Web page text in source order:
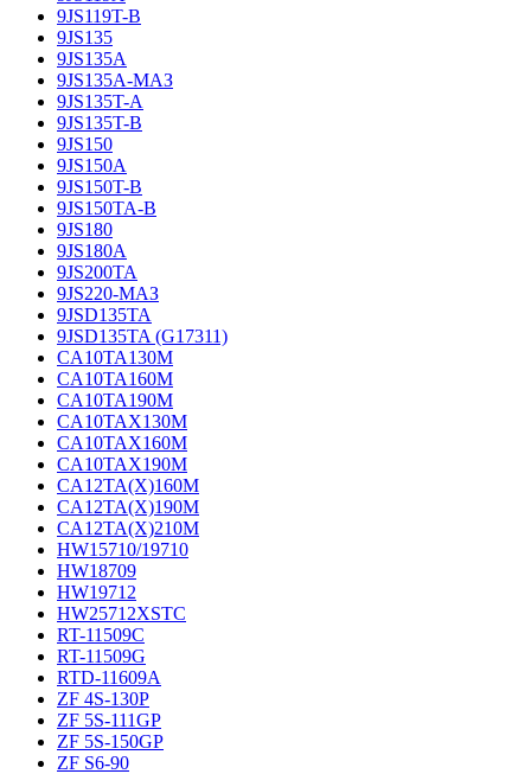
9JS119T-B
9JS135
9JS135A
9JS135A-МАЗ
9JS135T-A
9JS135T-B
9JS150
9JS150A
9JS150T-B
9JS150TA-B
9JS180
9JS180A
9JS200TA
9JS220-МАЗ
9JSD135TA
9JSD135TA (G17311)
CA10TA130M
CA10TA160M
CA10TA190M
CA10TAX130M
CA10TAX160M
CA10TAX190M
CA12TA(X)160M
CA12TA(X)190M
CA12TA(X)210M
HW15710/19710
HW18709
HW19712
HW25712XSTC
RT-11509C
RT-11509G
RTD-11609A
ZF 4S-130P
ZF 5S-111GP
ZF 5S-150GP
ZF S6-90